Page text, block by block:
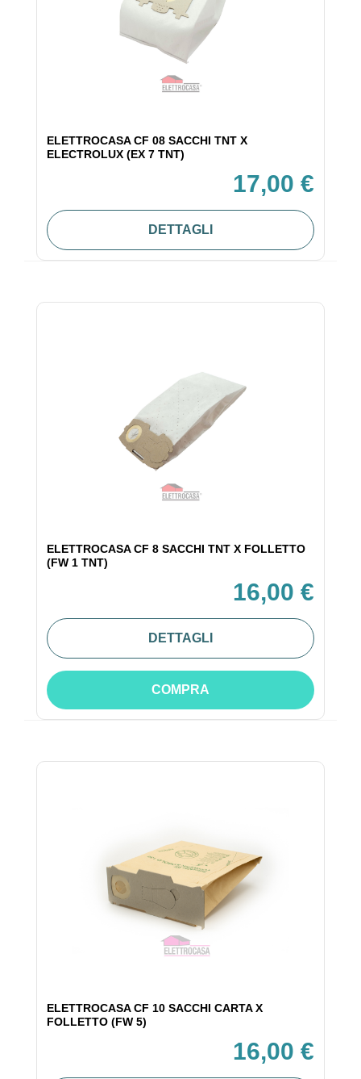
ELETTROCASA CF 08 SACCHI TNT X
ELECTROLUX (EX 7 TNT)
17,00 €
DETTAGLI
ELETTROCASA CF 8 SACCHI TNT X FOLLETTO
(FW 1 TNT)
16,00 €
DETTAGLI
COMPRA
ELETTROCASA CF 10 SACCHI CARTA X
FOLLETTO (FW 5)
16,00 €